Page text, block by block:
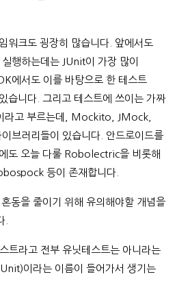
워크도 굉장히 많습니다. 앞에서도
행하는데는 JUnit이 가장 많이
에서도 이를 바탕으로 한 테스트
습니다. 그리고 테스트에 쓰이는 가짜
라고 부르는데, Mockito, JMock,
브러리들이 있습니다. 안드로이드를
도 오늘 다룰 Robolectric을 비롯해
등이 존재합니다.
동을 줄이기 위해 유의해야할 개념을
.
트라고 전부 유닛테스트는 아니라는
이라는 이름이 들어가서 생기는